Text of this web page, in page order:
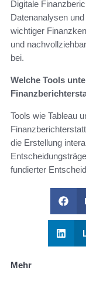
Digitale
Datenanalysen
wichtiger
und
bei.
Welche Tools
Tools wie Tableau
die Erstellung
fundierter
Mehr